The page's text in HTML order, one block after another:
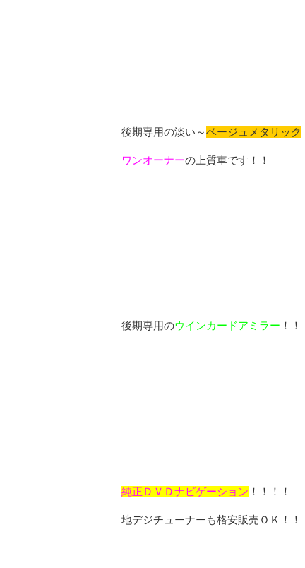
後期専用の淡い～ベージュメタリック
ワンオーナーの上質車です！！
後期専用のウインカードアミラー ！！
純正ＤＶＤナビゲーション ！！！！
地デジチューナーも格安販売ＯＫ！！